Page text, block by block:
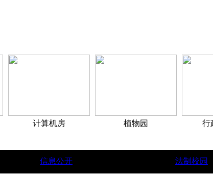
计算机房 植物园 行
界招收国际留学生简章。
信息公开 法制校园